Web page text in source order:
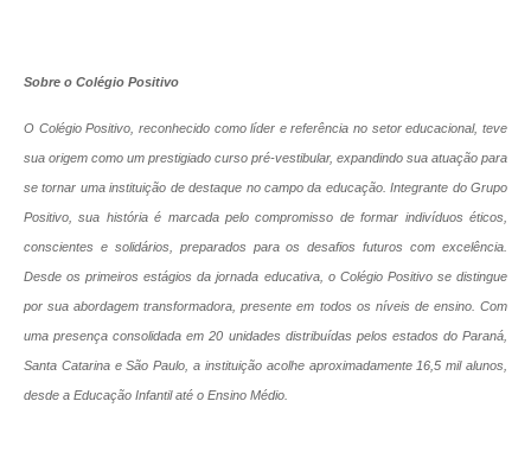
Sobre o Colégio Positivo
O Colégio Positivo, reconhecido como líder e referência no setor educacional, teve
sua origem como um prestigiado curso pré-vestibular, expandindo sua atuação para
se tornar uma instituição de destaque no campo da educação. Integrante do Grupo
Positivo, sua história é marcada pelo compromisso de formar indivíduos éticos,
conscientes e solidários, preparados para os desafios futuros com excelência.
Desde os primeiros estágios da jornada educativa, o Colégio Positivo se distingue
por sua abordagem transformadora, presente em todos os níveis de ensino. Com
uma presença consolidada em 20 unidades distribuídas pelos estados do Paraná,
Santa Catarina e São Paulo, a instituição acolhe aproximadamente 16,5 mil alunos,
desde a Educação Infantil até o Ensino Médio.